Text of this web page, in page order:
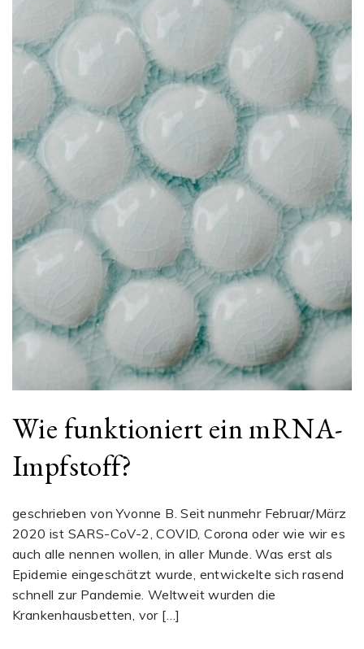
Wie funktioniert ein mRNA-
Impfstoff?
geschrieben von Yvonne B. Seit nunmehr Februar/März
2020 ist SARS-CoV-2, COVID, Corona oder wie wir es
auch alle nennen wollen, in aller Munde. Was erst als
Epidemie eingeschätzt wurde, entwickelte sich rasend
schnell zur Pandemie. Weltweit wurden die
Krankenhausbetten, vor […]